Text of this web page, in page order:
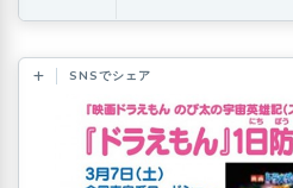
SNSでシェア